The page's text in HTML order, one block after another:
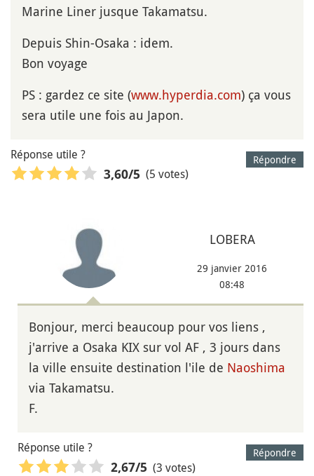
Marine Liner jusque Takamatsu.
Depuis Shin-Osaka : idem.
Bon voyage
PS : gardez ce site (www.hyperdia.com) ça vous
sera utile une fois au Japon.
Répondre
Réponse utile ?
3,60/5 (5 votes)
LOBERA
29 janvier 2016
08:48
Bonjour, merci beaucoup pour vos liens ,
j'arrive a Osaka KIX sur vol AF , 3 jours dans
la ville ensuite destination l'ile de Naoshima
via Takamatsu.
F.
Répondre
Réponse utile ?
2,67/5 (3 votes)